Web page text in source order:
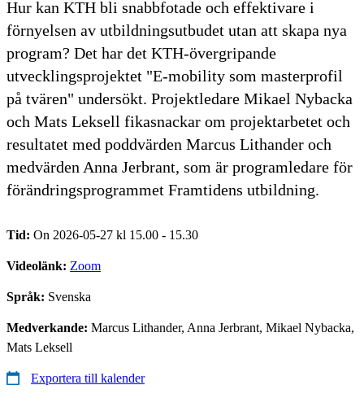
Hur kan KTH bli snabbfotade och effektivare i
förnyelsen av utbildningsutbudet utan att skapa nya
program? Det har det KTH-övergripande
utvecklingsprojektet "E-mobility som masterprofil
på tvären" undersökt. Projektledare Mikael Nybacka
och Mats Leksell fikasnackar om projektarbetet och
resultatet med poddvärden Marcus Lithander och
medvärden Anna Jerbrant, som är programledare för
förändringsprogrammet Framtidens utbildning.
Tid: On 2026-05-27 kl 15.00 - 15.30
Videolänk: Zoom
Språk: Svenska
Medverkande: Marcus Lithander, Anna Jerbrant, Mikael Nybacka,
Mats Leksell
Exportera till kalender